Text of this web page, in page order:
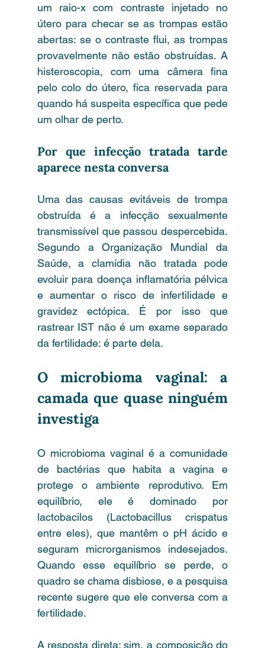
um raio-x com contraste injetado no
útero para checar se as trompas estão
abertas: se o contraste flui, as trompas
provavelmente não estão obstruídas. A
histeroscopia, com uma câmera fina
pelo colo do útero, fica reservada para
quando há suspeita específica que pede
um olhar de perto.
Por que infecção tratada tarde
aparece nesta conversa
Uma das causas evitáveis de trompa
obstruída é a infecção sexualmente
transmissível que passou despercebida.
Segundo a Organização Mundial da
Saúde, a clamídia não tratada pode
evoluir para doença inflamatória pélvica
e aumentar o risco de infertilidade e
gravidez ectópica. É por isso que
rastrear IST não é um exame separado
da fertilidade: é parte dela.
O microbioma vaginal: a
camada que quase ninguém
investiga
O microbioma vaginal é a comunidade
de bactérias que habita a vagina e
protege o ambiente reprodutivo. Em
equilíbrio, ele é dominado por
lactobacilos (Lactobacillus crispatus
entre eles), que mantêm o pH ácido e
seguram microrganismos indesejados.
Quando esse equilíbrio se perde, o
quadro se chama disbiose, e a pesquisa
recente sugere que ele conversa com a
fertilidade.
A resposta direta: sim, a composição do